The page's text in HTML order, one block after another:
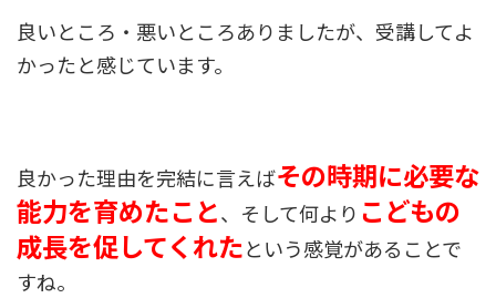
良いところ・悪いところありましたが、受講してよ
かったと感じています。
良かった理由を完結に言えばその時期に必要な
能力を育めたこと、そして何より こどもの
成長を促してくれたという感覚があることで
すね。